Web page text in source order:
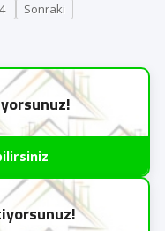
4 Sonraki